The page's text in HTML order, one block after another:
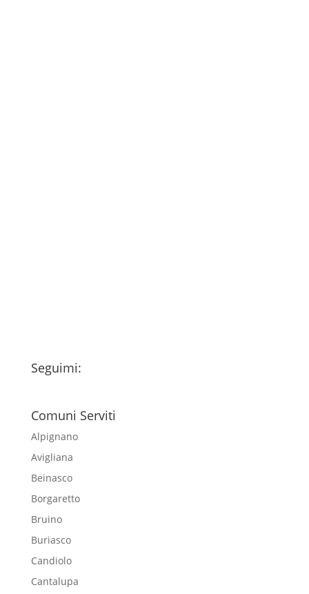
Seguimi:
Comuni Serviti
Alpignano
Avigliana
Beinasco
Borgaretto
Bruino
Buriasco
Candiolo
Cantalupa